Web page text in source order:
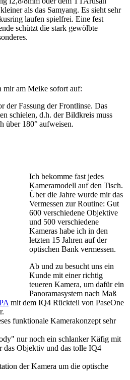
als das Samyang. Es sieht sehr
laufen spielfrei. Eine fest
schützt die stark gewölbte
am Meike sofort auf:
der Fassung der Frontlinse. Das
schielen, d.h. der Bildkreis muss
über 180° aufweisen.
Ich bekomme fast jedes
Kameramodell auf den Tisch.
Über die Jahre wurde mir das
Vermessen zur Routine: Gut
600 verschiedene Objektive
und 500 verschiedene
Kameras habe ich in den
letzten 15 Jahren auf der
optischen Bank vermessen.
Ab und zu besucht uns ein
Kunde mit einer richtig
teueren Kamera, um dafür ein
Panoramasystem nach Maß
mit dem IQ4 Rückteil von PaseOne
funktionale Kamerakonzept sehr
nur noch ein schlanker Käfig mit
Objektiv und das tolle IQ4
der Kamera um die optische